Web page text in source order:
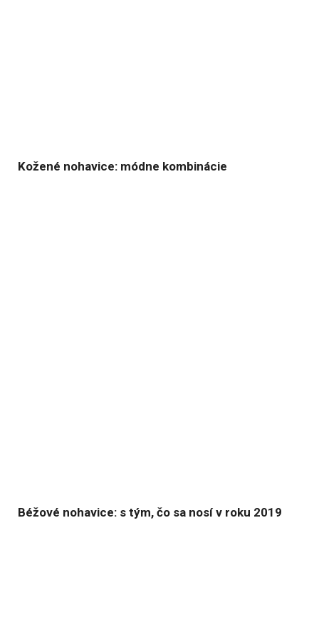
Kožené nohavice: módne kombinácie
Béžové nohavice: s tým, čo sa nosí v roku 2019